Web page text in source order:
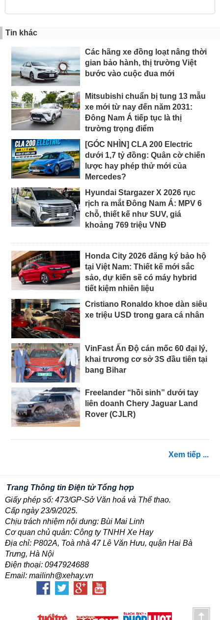
Tin khác
Các hãng xe đồng loạt nâng thời
gian bảo hành, thị trường Việt
bước vào cuộc đua mới
Mitsubishi chuẩn bị tung 13 mẫu
xe mới từ nay đến năm 2031:
Đông Nam Á tiếp tục là thị
trường trọng điểm
[GÓC NHÌN] CLA 200 Electric
dưới 1,7 tỷ đồng: Quân cờ chiến
lược hay phép thử mới của
Mercedes?
Hyundai Stargazer X 2026 rục
rịch ra mắt Đông Nam Á: MPV 6
chỗ, thiết kế như SUV, giá
khoảng 769 triệu VNĐ
Honda City 2026 đăng ký bảo hộ
tại Việt Nam: Thiết kế mới sắc
sảo, dự kiến sẽ có máy hybrid
tiết kiệm nhiên liệu
Cristiano Ronaldo khoe dàn siêu
xe triệu USD trong gara cá nhân
VinFast Ấn Độ cán mốc 60 đại lý,
khai trương cơ sở 3S đầu tiên tại
bang Bihar
Freelander “hồi sinh” dưới tay
liên doanh Chery Jaguar Land
Rover (CJLR)
Xem tiếp ...
Trang Thông tin Điện tử Tổng hợp
Giấy phép số: 473/GP-Sở Văn hoá và Thể thao.
Cấp ngày 23/9/2025.
Chịu trách nhiệm nội dung: Bùi Mai Linh
Cơ quan chủ quản: Công ty TNHH Xe Hay
Địa chỉ: P802A, Toà nhà 47 Lê Văn Hưu, quận Hai Bà
Trưng, Hà Nội
Điện thoại: 0947924688
Email: mailinh@xehay.vn